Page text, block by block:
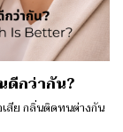
ดีกว่ากัน?
สีย กลิ่นติดทนต่างกัน